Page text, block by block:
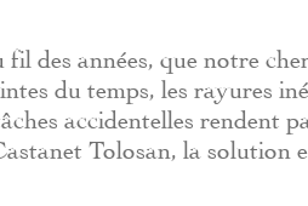
fil des années, que notre
du temps, les rayures
accidentelles rendent
Tolosan, la solution